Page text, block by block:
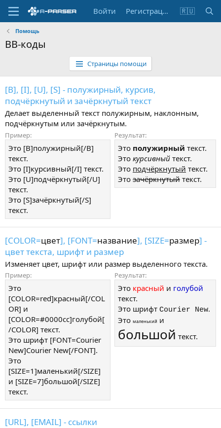
Войти Регистрация 🇷🇺
Помощь
BB-коды
Страницы помощи
[B], [I], [U], [S] - полужирный, курсив,
подчёркнутый и зачёркнутый текст
Делает выделенный текст полужирным, наклонным,
подчёркнутым или зачёркнутым.
Пример:
Это [B]полужирный[/B]
текст.
Это [I]курсивный[/I] текст.
Это [U]подчёркнутый[/U]
текст.
Это [S]зачёркнутый[/S]
текст.
Результат:
Это полужирный текст.
Это курсивный текст.
Это подчёркнутый текст.
Это зачёркнутый текст.
[COLOR=цвет], [FONT=название], [SIZE=размер] -
цвет текста, шрифт и размер
Изменяет цвет, шрифт или размер выделенного текста.
Пример:
Это
[COLOR=red]красный[/COL
OR] и
[COLOR=#0000cc]голубой[
/COLOR] текст.
Это шрифт [FONT=Courier
New]Courier New[/FONT].
Это
[SIZE=1]маленький[/SIZE]
и [SIZE=7]большой[/SIZE]
текст.
Результат:
Это красный и голубой
текст.
Это шрифт Courier New.
Это маленький и
большой текст.
[URL], [EMAIL] - ссылки